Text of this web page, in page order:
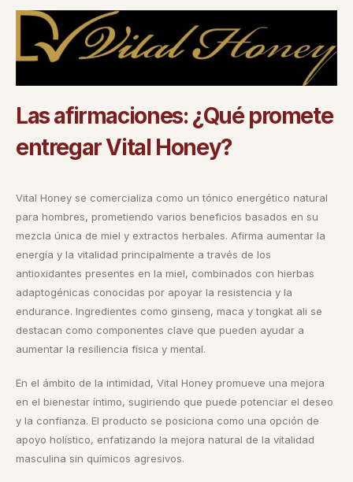
Las afirmaciones: ¿Qué promete
entregar Vital Honey?
Vital Honey se comercializa como un tónico energético natural
para hombres, prometiendo varios beneficios basados en su
mezcla única de miel y extractos herbales. Afirma aumentar la
energía y la vitalidad principalmente a través de los
antioxidantes presentes en la miel, combinados con hierbas
adaptogénicas conocidas por apoyar la resistencia y la
endurance. Ingredientes como ginseng, maca y tongkat ali se
destacan como componentes clave que pueden ayudar a
aumentar la resiliencia física y mental.
En el ámbito de la intimidad, Vital Honey promueve una mejora
en el bienestar íntimo, sugiriendo que puede potenciar el deseo
y la confianza. El producto se posiciona como una opción de
apoyo holístico, enfatizando la mejora natural de la vitalidad
masculina sin químicos agresivos.